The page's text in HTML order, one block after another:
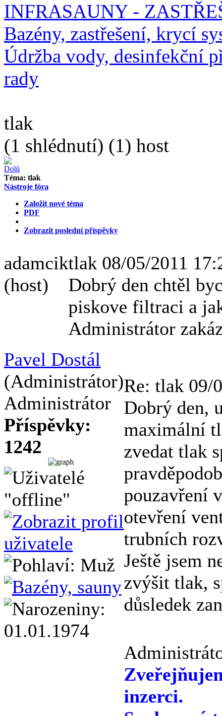
INFRASAUNY -
Bazény, zastřešení, krycí
Údržba vody, desinfekční
rady
tlak
(1 shlédnutí) (1) host
Téma: tlak
Nástroje fóra
Založit nové téma
PDF
Zobrazit poslední příspěvky
adamcik
(host)
tlak 08/05/2011
Dobrý den chtěl
piskove filtraci a
Administrátor
Pavel Dostál
(Administrátor)
Administrátor
Příspěvky:
1242
Re: tlak 09/
Dobrý den,
maximální
zvedat tlak
pouzavření
otevření
trubních
Ještě jsem
zvýšit tlak,
důsledek
inzerci.